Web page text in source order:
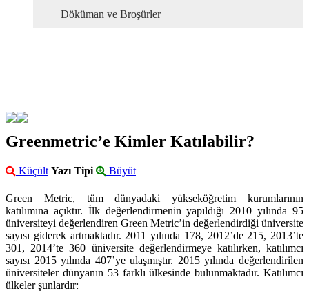
Döküman ve Broşürler
Greenmetric’e Kimler Katılabilir?
Küçült Yazı Tipi Büyüt
Green Metric, tüm dünyadaki yükseköğretim kurumlarının
katılımına açıktır. İlk değerlendirmenin yapıldığı 2010 yılında 95
üniversiteyi değerlendiren Green Metric’in değerlendirdiği üniversite
sayısı giderek artmaktadır. 2011 yılında 178, 2012’de 215, 2013’te
301, 2014’te 360 üniversite değerlendirmeye katılırken, katılımcı
sayısı 2015 yılında 407’ye ulaşmıştır. 2015 yılında değerlendirilen
üniversiteler dünyanın 53 farklı ülkesinde bulunmaktadır. Katılımcı
ülkeler şunlardır: